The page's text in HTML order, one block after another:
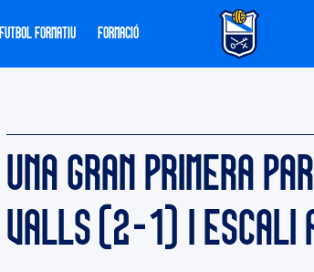
FUTBOL FORMATIU FORMACIÓ
UNA GRAN PRIMERA
VALLS (2-1) I ESCALI